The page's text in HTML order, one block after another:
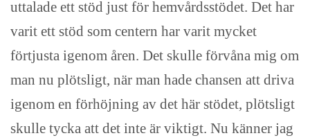
uttalade ett stöd just för hemvårdsstödet. Det har
varit ett stöd som centern har varit mycket
förtjusta igenom åren. Det skulle förvåna mig om
man nu plötsligt, när man hade chansen att driva
igenom en förhöjning av det här stödet, plötsligt
skulle tycka att det inte är viktigt. Nu känner jag